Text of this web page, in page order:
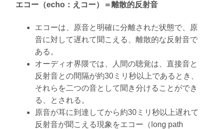
エコー（echo：えコー）＝離散的反射音
エコーは、原音と明確に分離された状態で、原
音に対して遅れて聞こえる、離散的な反射音で
ある。
オーディオ界隈では、人間の聴覚は、直接音と
反射音との間隔が約30ミリ秒以上であるとき、
それらを二つの音として聞き分けることができ
る、とされる。
原音が耳に到達してから約30ミリ秒以上遅れて
反射音が聞こえる現象をエコー（long path